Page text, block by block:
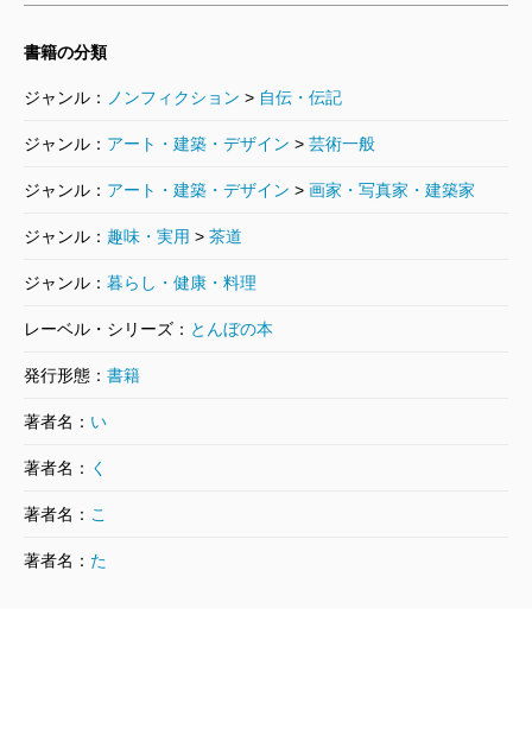
書籍の分類
ジャンル： ノンフィクション > 自伝・伝記
ジャンル： アート・建築・デザイン > 芸術一般
ジャンル： アート・建築・デザイン > 画家・写真家・建築家
ジャンル： 趣味・実用 > 茶道
ジャンル： 暮らし・健康・料理
レーベル・シリーズ： とんぼの本
発行形態： 書籍
著者名： い
著者名： く
著者名： こ
著者名： た